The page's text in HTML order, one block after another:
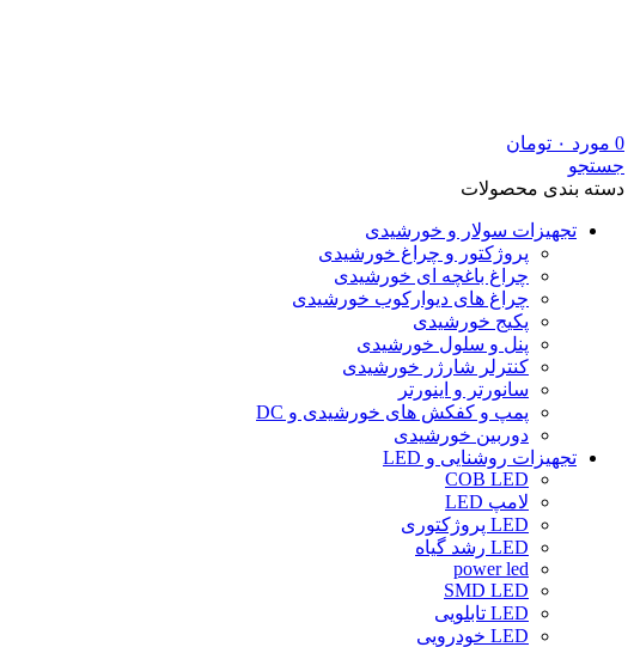
0 مورد ۰ تومان
جستجو
دسته بندی محصولات
تجهیزات سولار و خورشیدی
پروژکتور و چراغ خورشیدی
چراغ باغچه ای خورشیدی
چراغ های دیوارکوب خورشیدی
پکیج خورشیدی
پنل و سلول خورشیدی
کنترلر شارژر خورشیدی
سانورتر و اینورتر
پمپ و کفکش های خورشیدی و DC
دوربین خورشیدی
تجهیزات روشنایی و LED
COB LED
لامپ LED
LED پروژکتوری
LED رشد گیاه
power led
SMD LED
LED تابلویی
LED خودرویی